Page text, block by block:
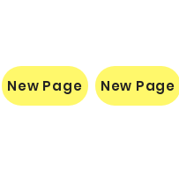
New Page New Page